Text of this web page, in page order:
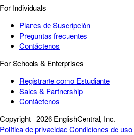
For Individuals
Planes de Suscripción
Preguntas frecuentes
Contáctenos
For Schools & Enterprises
Registrarte como Estudiante
Sales & Partnership
Contáctenos
Copyright 2026 EnglishCentral, Inc.
Política de privacidadCondiciones de uso